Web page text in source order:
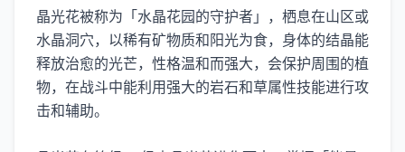
晶光花被称为「水晶花园的守护者」，栖息在山区或
水晶洞穴，以稀有矿物质和阳光为食，身体的结晶能
释放治愈的光芒，性格温和而强大，会保护周围的植
物，在战斗中能利用强大的岩石和草属性技能进行攻
击和辅助。